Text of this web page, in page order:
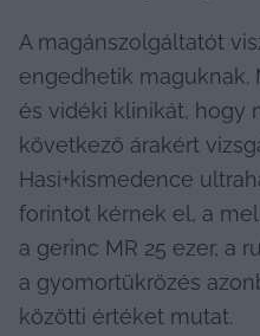
A magánszolgáltatót
engedhetik maguknak.
és vidéki klinikát, hogy
következő árakért
Hasi+kismedence
forintot kérnek el, a
a gerinc MR 25 ezer, a
a gyomortükrözés
közötti értéket mutat.